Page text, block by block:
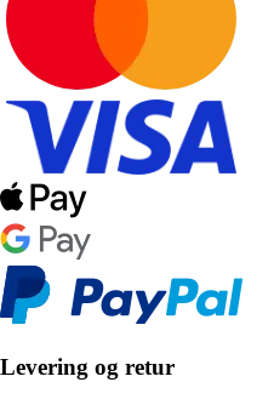
Levering og retur